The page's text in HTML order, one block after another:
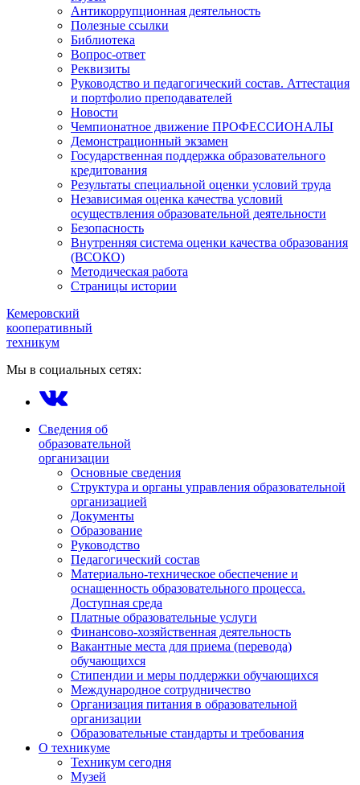
Антикоррупционная деятельность
Полезные ссылки
Библиотека
Вопрос-ответ
Реквизиты
Руководство и педагогический состав. Аттестация
и портфолио преподавателей
Новости
Чемпионатное движение ПРОФЕССИОНАЛЫ
Демонстрационный экзамен
Государственная поддержка образовательного
кредитования
Результаты специальной оценки условий труда
Независимая оценка качества условий
осуществления образовательной деятельности
Безопасность
Внутренняя система оценки качества образования
(ВСОКО)
Методическая работа
Страницы истории
Кемеровский
кооперативный
техникум
Мы в социальных сетях:
Сведения об
образовательной
организации
Основные сведения
Структура и органы управления образовательной
организацией
Документы
Образование
Руководство
Педагогический состав
Материально-техническое обеспечение и
оснащенность образовательного процесса.
Доступная среда
Платные образовательные услуги
Финансово-хозяйственная деятельность
Вакантные места для приема (перевода)
обучающихся
Стипендии и меры поддержки обучающихся
Международное сотрудничество
Организация питания в образовательной
организации
Образовательные стандарты и требования
О техникуме
Техникум сегодня
Музей